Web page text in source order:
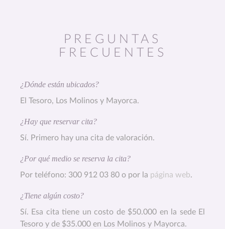
PREGUNTAS
FRECUENTES
¿Dónde están ubicados?
El Tesoro, Los Molinos y Mayorca.
¿Hay que reservar cita?
Sí. Primero hay una cita de valoración.
¿Por qué medio se reserva la cita?
Por teléfono: 300 912 03 80 o por la página web.
¿Tiene algún costo?
Sí. Esa cita tiene un costo de $50.000 en la sede El
Tesoro y de $35.000 en Los Molinos y Mayorca.